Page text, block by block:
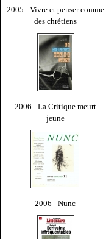
2005 - Vivre et penser comme
des chrétiens
2006 - La Critique meurt
jeune
2006 - Nunc